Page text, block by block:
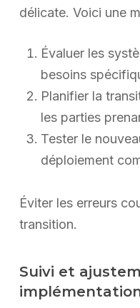
délicate. Voici une
Évaluer les
besoins
Planifier la
les parties
Tester le
déploiement
Éviter les erreurs
transition.
Suivi et